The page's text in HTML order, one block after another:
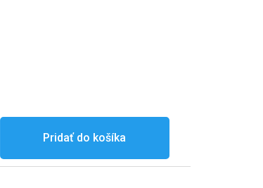
Pridať do košíka